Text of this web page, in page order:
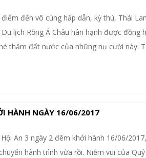
đến vô cùng hấp dẫn, kỳ thú, Thái
lịch Rồng Á Châu hân hạnh được đồng
thăm đất nước của những nụ cười này.
HÀNH NGÀY 16/06/2017
An 3 ngày 2 đêm khởi hành 16/06/
hành trình vừa rồi. Niềm vui của